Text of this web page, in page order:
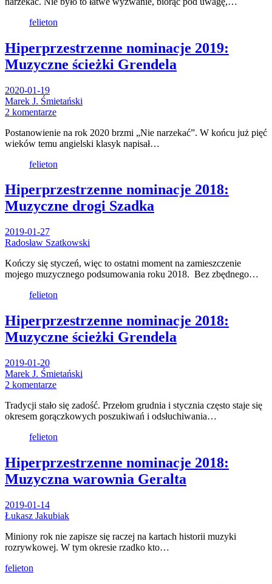
felieton
Hiperprzestrzenne nominacje 2019:
Muzyczne ścieżki Grendela
2020-01-19
Marek J. Śmietański
2 komentarze
Postanowienie na rok 2020 brzmi „Nie narzekać”. W końcu już pięć
wieków temu angielski klasyk napisał…
felieton
Hiperprzestrzenne nominacje 2018:
Muzyczne drogi Szadka
2019-01-27
Radosław Szatkowski
Kończy się styczeń, więc to ostatni moment na zamieszczenie
mojego muzycznego podsumowania roku 2018. Bez zbędnego…
felieton
Hiperprzestrzenne nominacje 2018:
Muzyczne ścieżki Grendela
2019-01-20
Marek J. Śmietański
2 komentarze
Tradycji stało się zadość. Przełom grudnia i stycznia często staje się
okresem gorączkowych poszukiwań i odsłuchiwania…
felieton
Hiperprzestrzenne nominacje 2018:
Muzyczna warownia Geralta
2019-01-14
Łukasz Jakubiak
Miniony rok nie zapisze się raczej na kartach historii muzyki
rozrywkowej. W tym okresie rzadko kto…
felieton